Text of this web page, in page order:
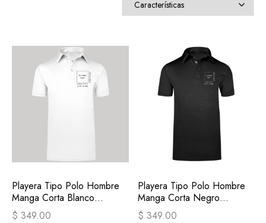
Playera Tipo Polo Hombre
Manga Corta Blanco
Personalizable
$ 349.00
Playera Tipo Polo Hombre
Manga Corta Negro
Personalizable
$ 349.00